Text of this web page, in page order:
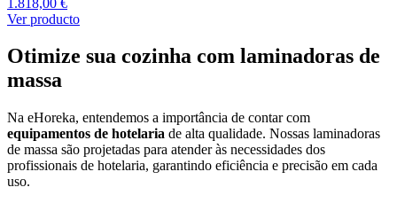
Ver producto
Otimize sua cozinha com laminadoras de
massa
Na eHoreka, entendemos a importância de contar com
equipamentos de hotelaria de alta qualidade. Nossas laminadoras
de massa são projetadas para atender às necessidades dos
profissionais de hotelaria, garantindo eficiência e precisão em cada
uso.